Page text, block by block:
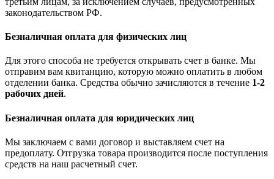
законодательством РФ.
Безналичная оплата для физических лиц
Для этого способа не требуется открывать счет в банке. Мы
отправим вам квитанцию, которую можно оплатить в любом
отделении банка. Средства обычно зачисляются в течение 1-2
рабочих дней.
Безналичная оплата для юридических лиц
Мы заключаем с вами договор и выставляем счет на
предоплату. Отгрузка товара производится после поступления
средств на наш расчетный счет.